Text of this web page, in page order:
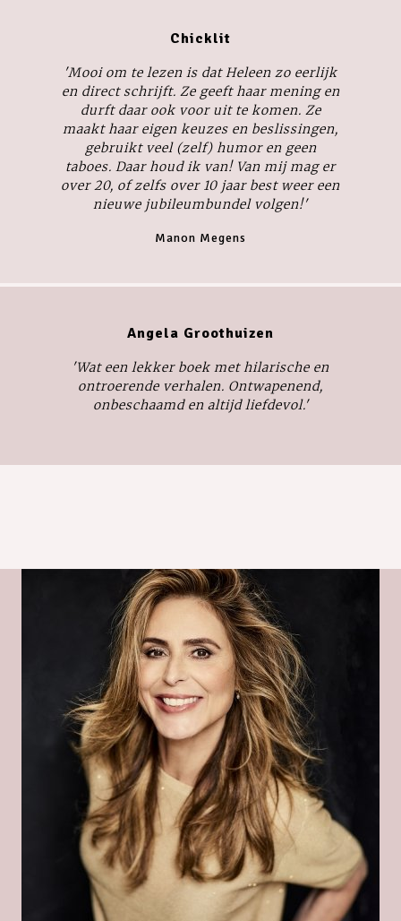
Chicklit
'Mooi om te lezen is dat Heleen zo eerlijk
en direct schrijft. Ze geeft haar mening en
durft daar ook voor uit te komen. Ze
maakt haar eigen keuzes en beslissingen,
gebruikt veel (zelf) humor en geen
taboes. Daar houd ik van! Van mij mag er
over 20, of zelfs over 10 jaar best weer een
nieuwe jubileumbundel volgen!'
Manon Megens
Angela Groothuizen
'Wat een lekker boek met hilarische en
ontroerende verhalen. Ontwapenend,
onbeschaamd en altijd liefdevol.'